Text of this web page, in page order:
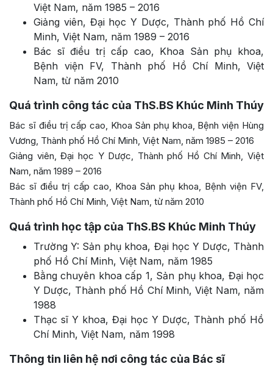
Việt Nam, năm 1985 – 2016
Giảng viên, Đại học Y Dược, Thành phố Hồ Chí
Minh, Việt Nam, năm 1989 – 2016
Bác sĩ điều trị cấp cao, Khoa Sản phụ khoa,
Bệnh viện FV, Thành phố Hồ Chí Minh, Việt
Nam, từ năm 2010
Quá trình công tác của ThS.BS Khúc Minh Thúy
Bác sĩ điều trị cấp cao, Khoa Sản phụ khoa, Bệnh viện Hùng
Vương, Thành phố Hồ Chí Minh, Việt Nam, năm 1985 – 2016
Giảng viên, Đại học Y Dược, Thành phố Hồ Chí Minh, Việt
Nam, năm 1989 – 2016
Bác sĩ điều trị cấp cao, Khoa Sản phụ khoa, Bệnh viện FV,
Thành phố Hồ Chí Minh, Việt Nam, từ năm 2010
Quá trình học tập của ThS.BS Khúc Minh Thúy
Trường Y: Sản phụ khoa, Đại học Y Dược, Thành
phố Hồ Chí Minh, Việt Nam, năm 1985
Bằng chuyên khoa cấp 1, Sản phụ khoa, Đại học
Y Dược, Thành phố Hồ Chí Minh, Việt Nam, năm
1988
Thạc sĩ Y khoa, Đại học Y Dược, Thành phố Hồ
Chí Minh, Việt Nam, năm 1998
Thông tin liên hệ nơi công tác của Bác sĩ